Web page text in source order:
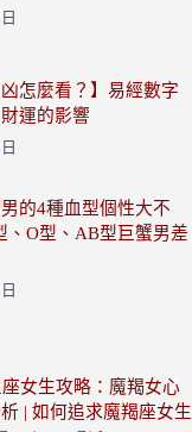
怎麼看？】易經數字
運的影響
的4種血型個性大不
、O型、AB型巨蟹男差
女生攻略：魔羯女心
| 如何追求魔羯座女生